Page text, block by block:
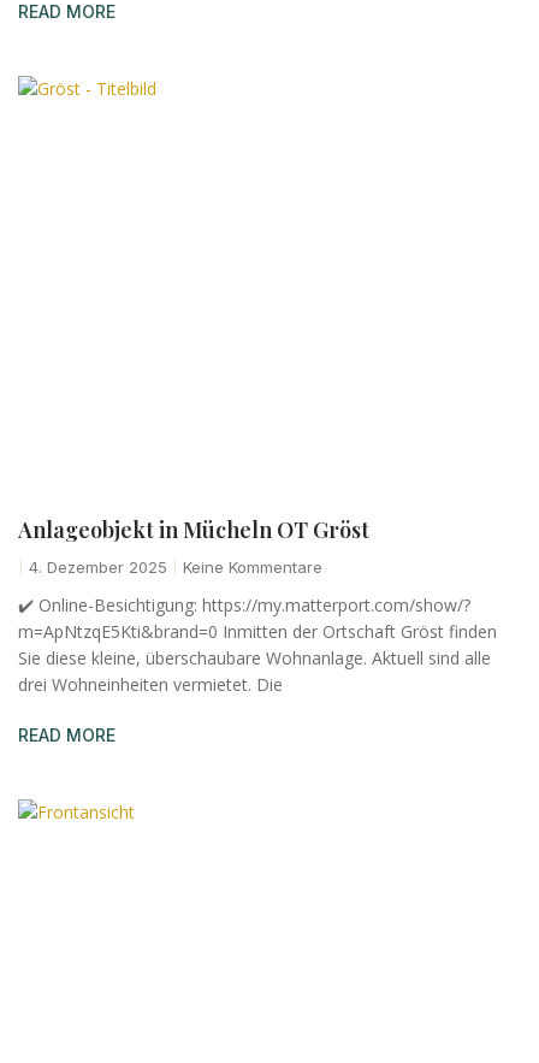
READ MORE
Anlageobjekt in Mücheln OT Gröst
4. Dezember 2025 Keine Kommentare
✔️ Online-Besichtigung: https://my.matterport.com/show/?
m=ApNtzqE5Kti&brand=0 Inmitten der Ortschaft Gröst finden
Sie diese kleine, überschaubare Wohnanlage. Aktuell sind alle
drei Wohneinheiten vermietet. Die
READ MORE